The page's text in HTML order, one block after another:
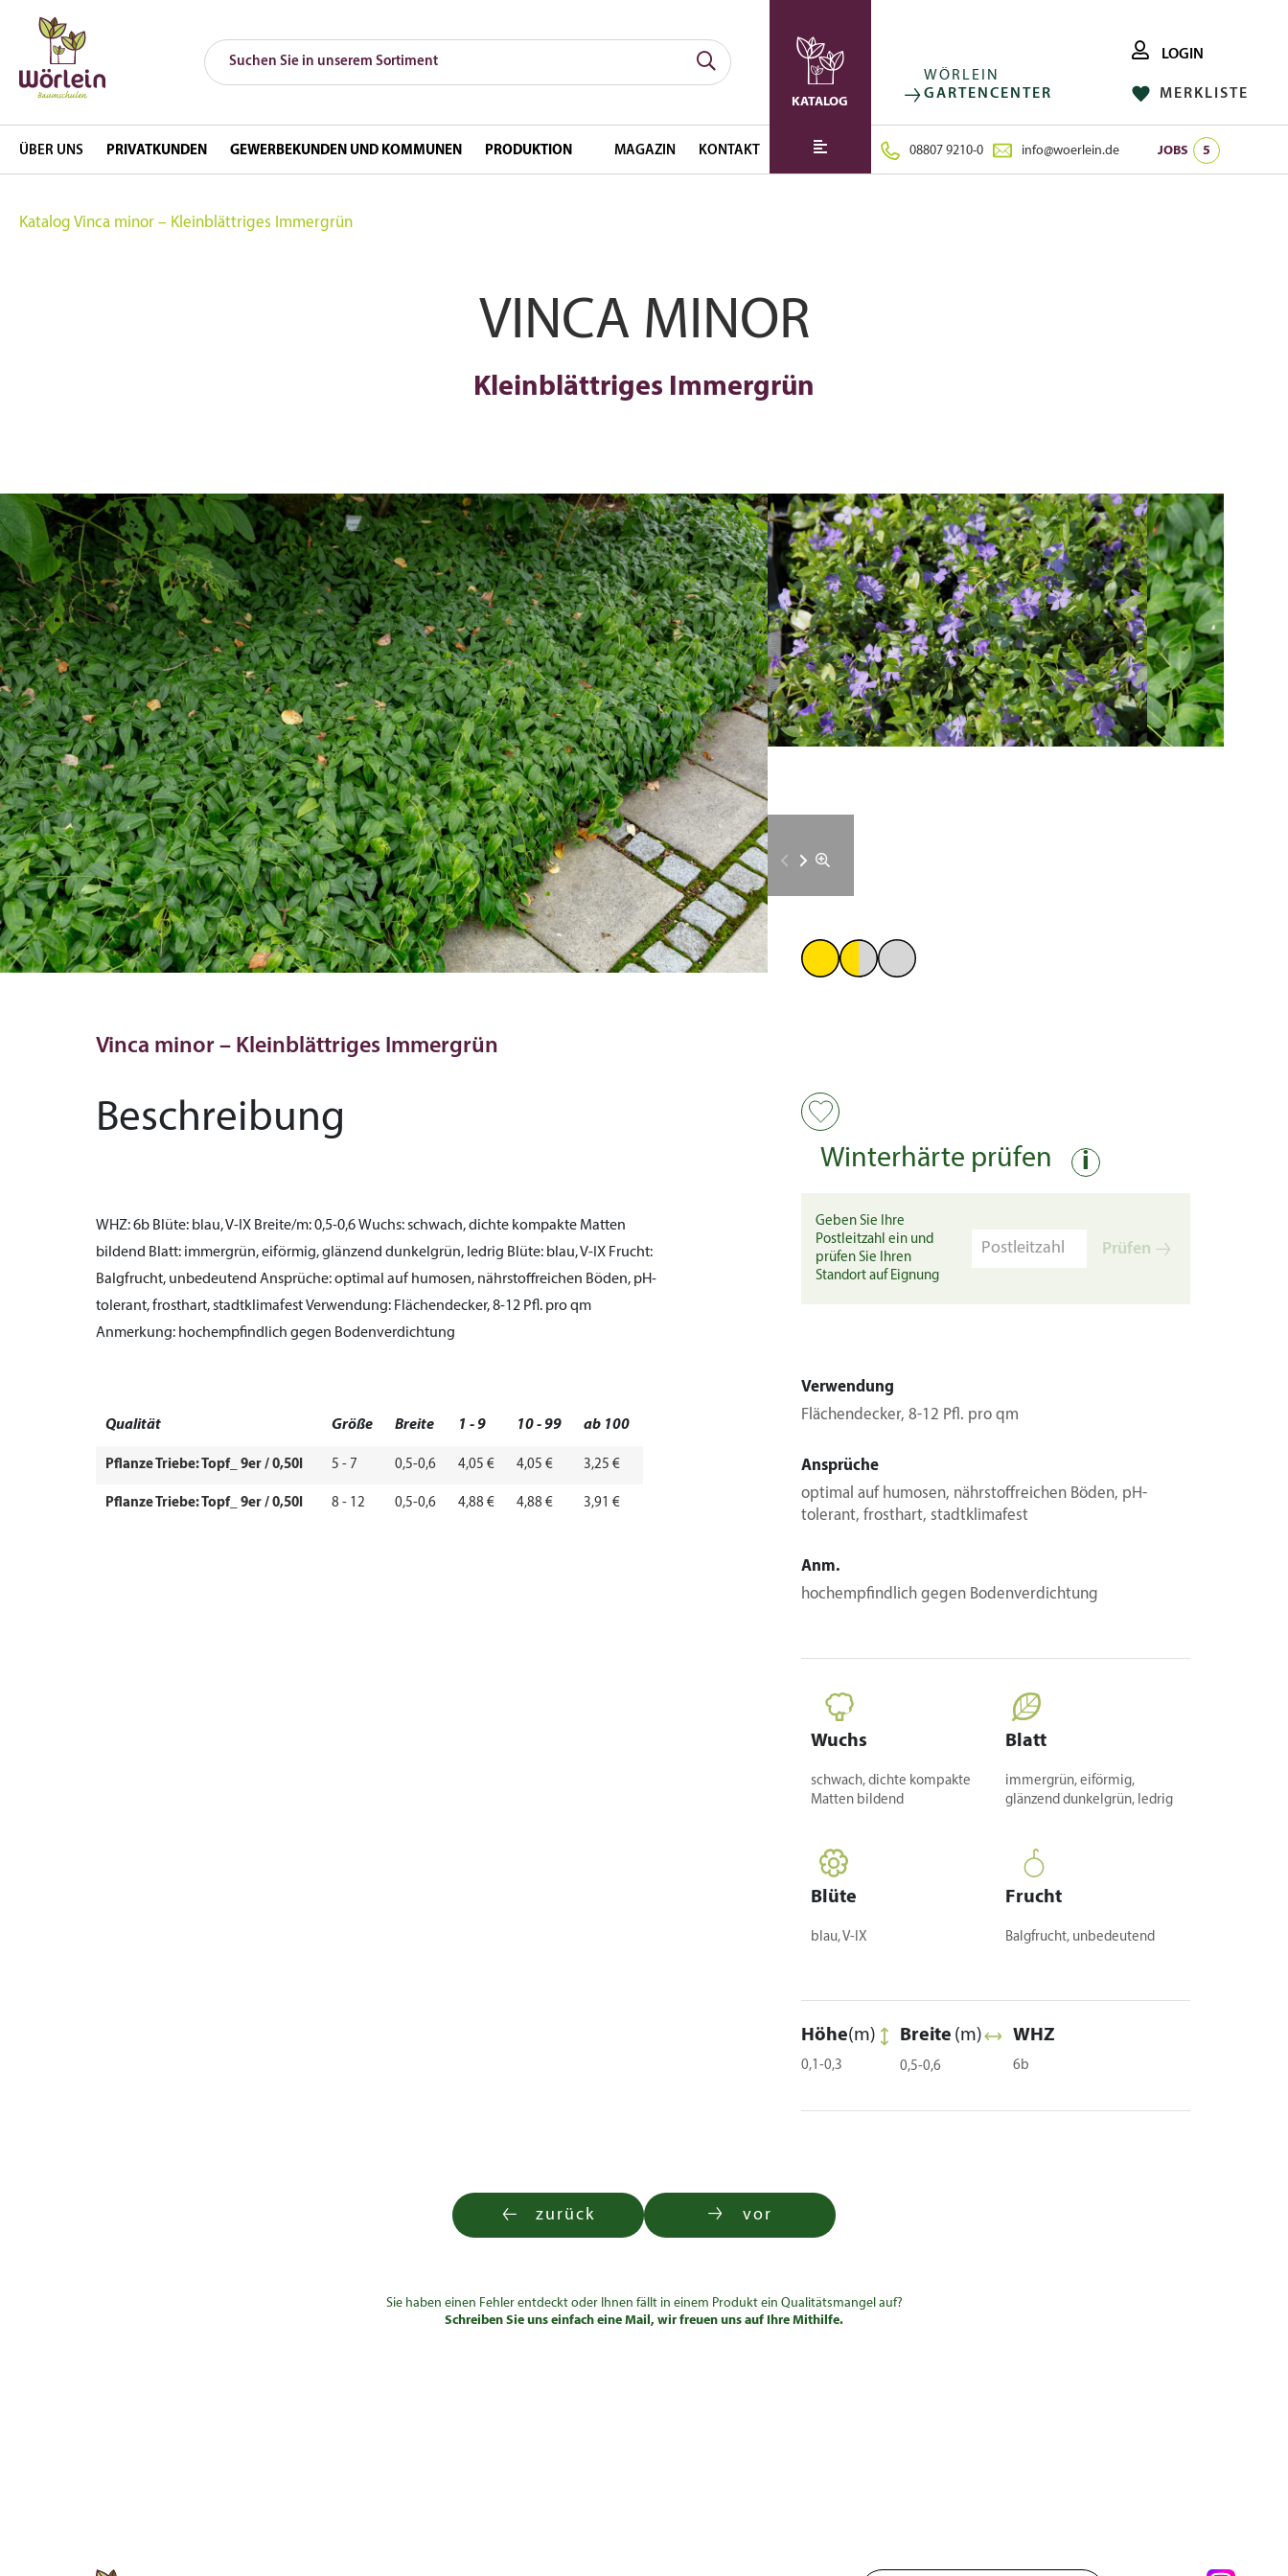
KATALOG
ÜBER UNS PRIVATKUNDEN GEWERBEKUNDEN UND KOMMUNEN PRODUKTION MAGAZIN KONTAKT
WÖRLEIN
GARTENCENTER
LOGIN
MERKLISTE
08807 9210-0 info@woerlein.de JOBS 5
FOLGE UNS AUF: INSTAGRAM FACEBOOK
Katalog Vinca minor – Kleinblättriges Immergrün
VINCA MINOR
Kleinblättriges Immergrün
Vinca minor – Kleinblättriges Immergrün
Beschreibung
WHZ:6b Blüte: blau, V-IX Breite/m:0,5-0,6Wuchs:schwach, dichte kompakte Matten
bildend Blatt: immergrün, eiförmig, glänzend dunkelgrün, ledrig Blüte: blau, V-IX Frucht:
Balgfrucht, unbedeutend Ansprüche:optimal auf humosen, nährstoffreichen Böden, pH-
tolerant, frosthart, stadtklimafestVerwendung: Flächendecker, 8-12 Pfl. pro qm
Anmerkung: hochempfindlich gegen Bodenverdichtung
Qualität Größe Breite 1 - 9 10 - 99 ab 100
Pflanze Triebe: Topf_ 9er / 0,50l 5 - 7 0,5-0,6 4,05 € 4,05 € 3,25 €
Pflanze Triebe: Topf_ 9er / 0,50l 8 - 12 0,5-0,6 4,88 € 4,88 € 3,91 €
Winterhärte prüfen i
Geben Sie Ihre
Postleitzahl ein und
prüfen Sie Ihren
Standort auf Eignung
Prüfen
Verwendung
Flächendecker, 8-12 Pfl. pro qm
Ansprüche
optimal auf humosen, nährstoffreichen Böden, pH-
tolerant, frosthart, stadtklimafest
Anm.
hochempfindlich gegen Bodenverdichtung
Wuchs
schwach, dichte kompakte
Matten bildend
Blatt
immergrün, eiförmig,
glänzend dunkelgrün, ledrig
Blüte
blau, V-IX
Frucht
Balgfrucht, unbedeutend
Höhe(m)
0,1-0,3
Breite (m)
0,5-0,6
WHZ
6b
zurück vor
Sie haben einen Fehler entdeckt oder Ihnen fällt in einem Produkt ein Qualitätsmangel auf?
Schreiben Sie uns einfach eine Mail, wir freuen uns auf Ihre Mithilfe.